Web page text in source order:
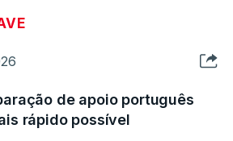
de apoio português
rápido possível